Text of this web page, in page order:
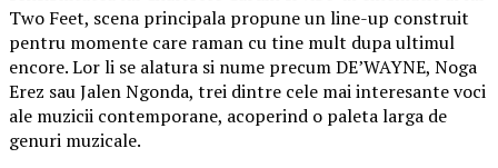
Two Feet, scena principala propune un line-up construit
pentru momente care raman cu tine mult dupa ultimul
encore. Lor li se alatura si nume precum DE’WAYNE, Noga
Erez sau Jalen Ngonda, trei dintre cele mai interesante voci
ale muzicii contemporane, acoperind o paleta larga de
genuri muzicale.